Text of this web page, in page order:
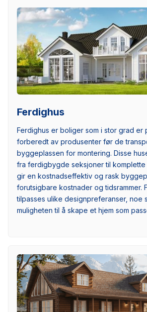
Ferdighus
Ferdighus er boliger som i stor grad er
forberedt av produsenter før de
byggeplassen for montering. Disse
fra ferdigbygde seksjoner til
gir en kostnadseffektiv og rask
forutsigbare kostnader og tidsrammer.
tilpasses ulike designpreferanser, noe
muligheten til å skape et hjem som